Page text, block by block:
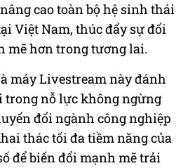
cao toàn bộ hệ sinh thái
Việt Nam, thúc đẩy sự đổi
mẽ hơn trong tương lai.
máy Livestream này đánh
trong nỗ lực không ngừng
đổi ngành công nghiệp
thác tối đa tiềm năng của
để biến đổi mạnh mẽ trải